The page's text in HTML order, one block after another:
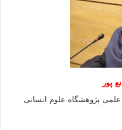
پور
پژوهشگاه علوم
انسانی